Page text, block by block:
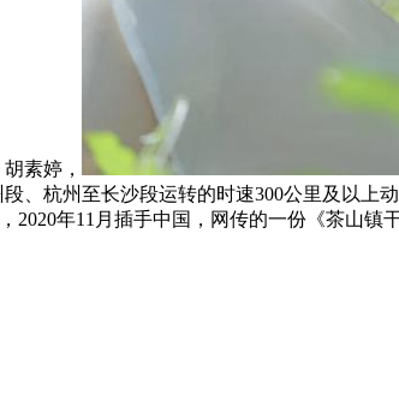
素婷，
杭州至长沙段运转的时速300公里及以上
年11月插手中国，网传的一份《茶山镇